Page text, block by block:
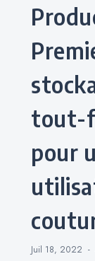
tout-
pour
Juil 18, 2022